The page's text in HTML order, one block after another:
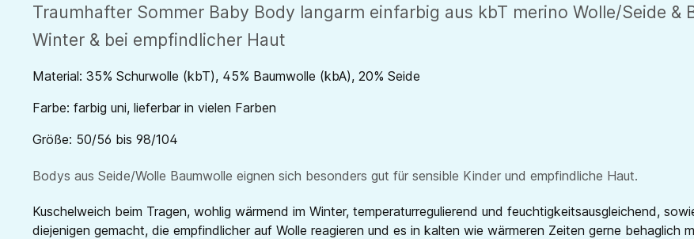
Traumhafter Sommer Baby Body langarm einfarbig aus kbT merino Wolle/Seide
Winter & bei empfindlicher Haut
Material: 35% Schurwolle (kbT), 45% Baumwolle (kbA), 20% Seide
Farbe: farbig uni, lieferbar in vielen Farben
Größe: 50/56 bis 98/104
Bodys aus Seide/Wolle Baumwolle eignen sich besonders gut für sensible Kinder und empfindliche Haut.
Kuschelweich beim Tragen, wohlig wärmend im Winter, temperaturregulierend und feuchtigkeitsausgleichend,
diejenigen gemacht, die empfindlicher auf Wolle reagieren und es in kalten wie wärmeren Zeiten gerne